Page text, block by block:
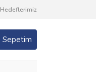
Hedeflerimiz
Sepetim